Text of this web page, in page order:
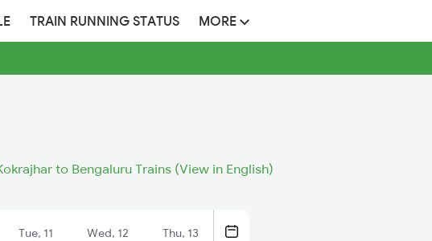
TRAIN RUNNING STATUS MORE
to Bengaluru Trains (View in English)
Tue, 11 Wed, 12 Thu, 13